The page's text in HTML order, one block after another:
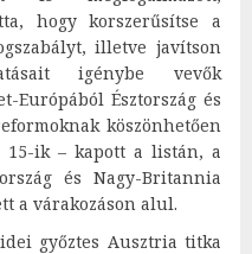
hogy korszerűsítse a
illetve javítson
igénybe vevők
Európából Észtország és
köszönhetően
ik – kapott a listán, a
és Nagy-Britannia
a várakozáson alul.
győztes Ausztria titka